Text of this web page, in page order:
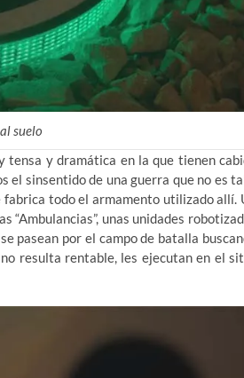
suelo
y dramática en la que tienen
el sinsentido de una guerra que no es
fabrica todo el armamento utilizado allí.
unas unidades
pasean por el campo de batalla
resulta rentable, les ejecutan en el